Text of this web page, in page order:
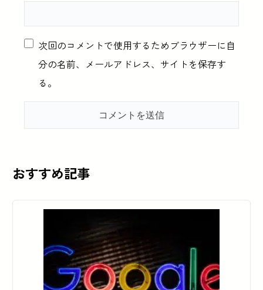
次回のコメントで使用するためブラウザーに自
分の名前、メールアドレス、サイトを保存す
る。
おすすめ記事